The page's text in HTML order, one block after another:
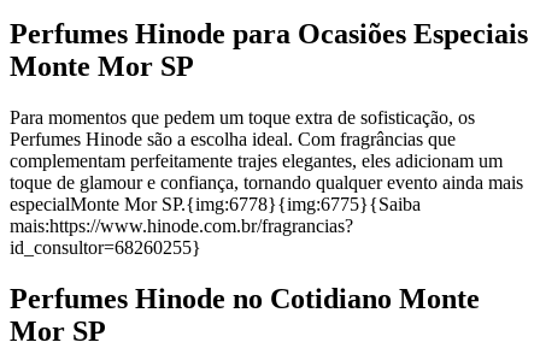
Perfumes Hinode para Ocasiões Especiais
Monte Mor SP
Para momentos que pedem um toque extra de sofisticação, os
Perfumes Hinode são a escolha ideal. Com fragrâncias que
complementam perfeitamente trajes elegantes, eles adicionam um
toque de glamour e confiança, tornando qualquer evento ainda mais
especialMonte Mor SP.{img:6778}{img:6775}{Saiba
mais:https://www.hinode.com.br/fragrancias?
id_consultor=68260255}
Perfumes Hinode no Cotidiano Monte
Mor SP